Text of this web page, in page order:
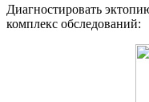
Диагностировать
комплекс обследований: